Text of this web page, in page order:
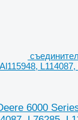
6000